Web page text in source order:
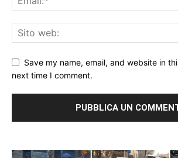
Save my name, email, and website in
next time I comment.